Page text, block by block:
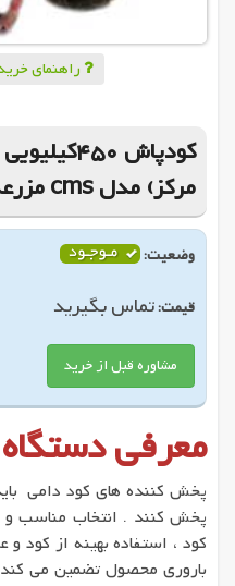
راهنمای
کودپاش
مرکز) مدل cms مزرعه سبز آذربایجان
وضعیت:
قیمت:تماس بگیرید
مشاوره قبل از خرید
معرفی
پخش کننده های کود دامی
پخش کنند . انتخاب مناسب
کود ، استفاده بهینه از کود
باروری محصول تضمین می